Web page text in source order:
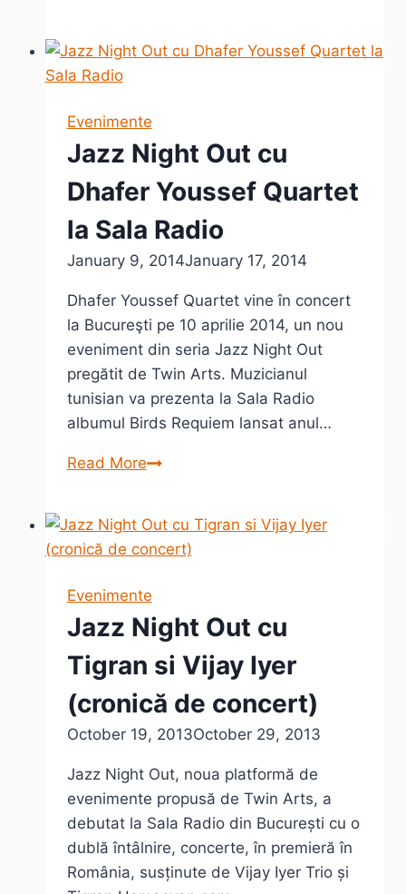
care
Evenimente
Jazz Night Out cu
Dhafer Youssef Quartet
la Sala Radio
January 9, 2014January 17, 2014
Dhafer Youssef Quartet vine în concert
la Bucureşti pe 10 aprilie 2014, un nou
eveniment din seria Jazz Night Out
pregătit de Twin Arts. Muzicianul
tunisian va prezenta la Sala Radio
albumul Birds Requiem lansat anul…
Read MoreJazz
cu
Dhafer
la
Sala
Evenimente
Jazz Night Out cu
Tigran si Vijay Iyer
(cronică de concert)
October 19, 2013October 29, 2013
Jazz Night Out, noua platformă de
evenimente propusă de Twin Arts, a
debutat la Sala Radio din București cu o
dublă întâlnire, concerte, în premieră în
România, susținute de Vijay Iyer Trio și